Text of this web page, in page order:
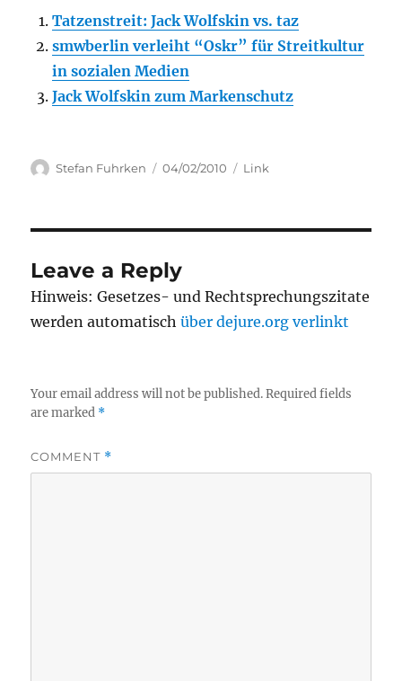
Tatzenstreit: Jack Wolfskin vs. taz
smwberlin verleiht “Oskr” für Streitkultur
in sozialen Medien
Jack Wolfskin zum Markenschutz
Author
Stefan Fuhrken
Posted
04/02/2010 Categories
Link
Leave a Reply
Hinweis: Gesetzes- und Rechtsprechungszitate
werden automatischüber dejure.org verlinkt
Your email address will not be published. Required fields
are marked *
COMMENT *